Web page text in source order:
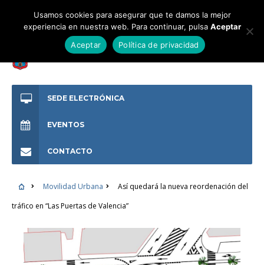
SEDE ELECTRÓNICA
EVENTOS
CONTACTO
Movilidad Urbana
Así quedará la nueva reordenación del
tráfico en “Las Puertas de Valencia”
Usamos cookies para asegurar que te damos la mejor
experiencia en nuestra web. Para continuar, pulsa Aceptar
Aceptar
Política de privacidad